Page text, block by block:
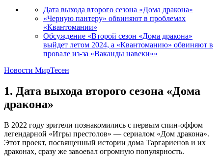
Дата выхода второго сезона «Дома дракона»
«Черную пантеру» обвиняют в проблемах
«Квантомании»
Обсуждение «Второй сезон «Дома дракона»
выйдет летом 2024, а «Квантоманию» обвиняют в
провале из-за «Ваканды навеки»»
Новости МирТесен
1. Дата выхода второго сезона «Дома
дракона»
В 2022 году зрители познакомились с первым спин-оффом
легендарной «Игры престолов» — сериалом «Дом дракона».
Этот проект, посвященный истории дома Таргариенов и их
драконах, сразу же завоевал огромную популярность.